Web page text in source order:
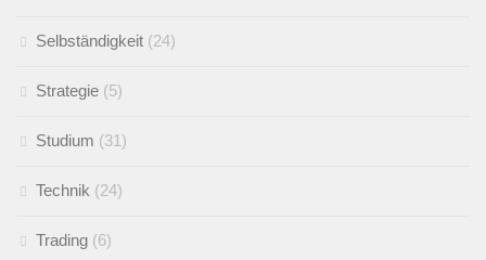
Selbständigkeit (24)
Strategie (5)
Studium (31)
Technik (24)
Trading (6)